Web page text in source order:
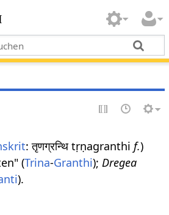
: तृणग्रन्थि tṛṇagranthif.)
(Trina-Granthi);Dregea
).